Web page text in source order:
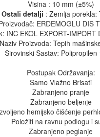
Visina : 10 mm (±5%)
Ostali detalji : Zemlja porekla:
ERDEMOGLU DIS
INC EKOL EXPORT-IMPORT
Naziv Proizvoda: Tepih
Sirovinski Sastav: Polipropilen
Postupak Održavanja:
Samo Vlažno Brisati
Zabranjeno pranje
Zabranjeno beljenje
hemijsko čišćenje
Položiti na ravnu podlogu i
Zabranjeno peglanje